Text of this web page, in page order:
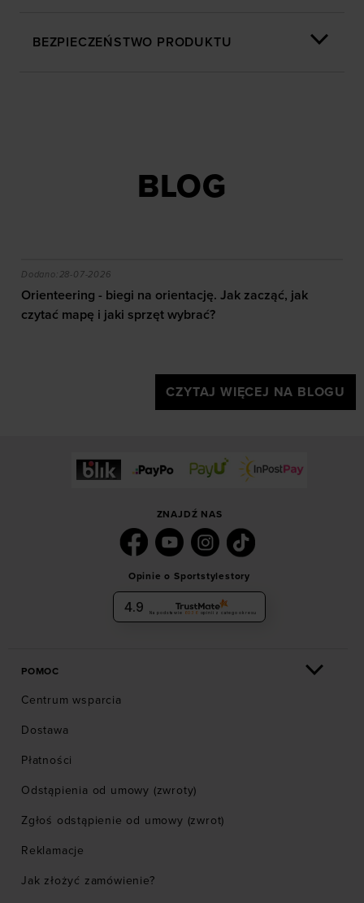
BEZPIECZEŃSTWO PRODUKTU
BLOG
efekty daje trening?
Orienteering - biegi na orientację. Jak zacząć, jak
Dodano:28-07-2026
Orienteering - biegi na orientację. Jak zacząć, jak
czytać mapę i jaki sprzęt wybrać?
CZYTAJ WIĘCEJ NA BLOGU
ZNAJDŹ NAS
Opinie o Sportstylestory
4.9 Na podstawie 6036 opinii z całego okresu
POMOC
Centrum wsparcia
Dostawa
Płatności
Odstąpienia od umowy (zwroty)
Zgłoś odstąpienie od umowy (zwrot)
Reklamacje
Jak złożyć zamówienie?